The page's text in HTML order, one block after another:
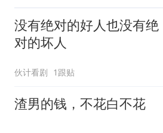
没有绝对的好人也没有绝
对的坏人
伙计看剧 1跟贴
渣男的钱，不花白不花